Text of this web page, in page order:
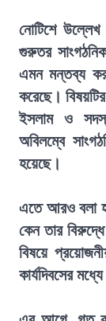
নোটিশে উল্লেখ
গুরুতর
এমন মন্তব্য
করেছে।
ইসলাম ও
অবিলম্বে
হয়েছে।
এতে আরও বলা
কেন তার
বিষয়ে
কার্যদিবসের